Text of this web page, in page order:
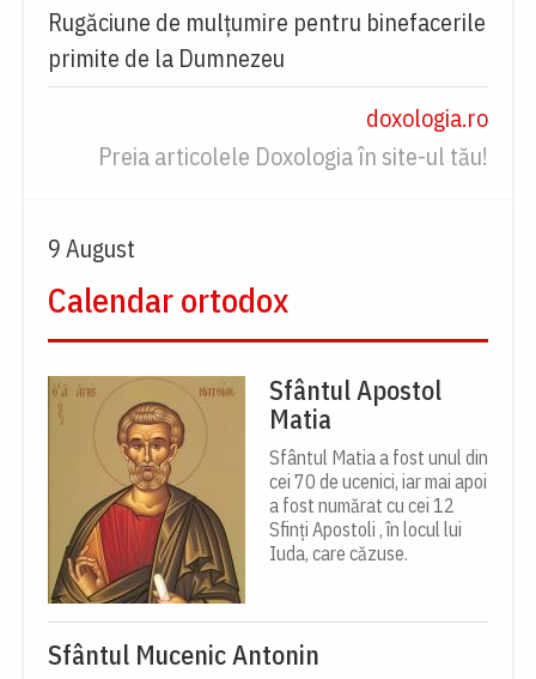
Rugăciune de mulțumire pentru binefacerile
primite de la Dumnezeu
doxologia.ro
Preia articolele Doxologia în site-ul tău!
9 August
Calendar ortodox
Sfântul Apostol
Matia
Sfântul Matia a fost unul din
cei 70 de ucenici, iar mai apoi
a fost numărat cu cei 12
Sfinți Apostoli , în locul lui
Iuda, care căzuse.
Sfântul Mucenic Antonin